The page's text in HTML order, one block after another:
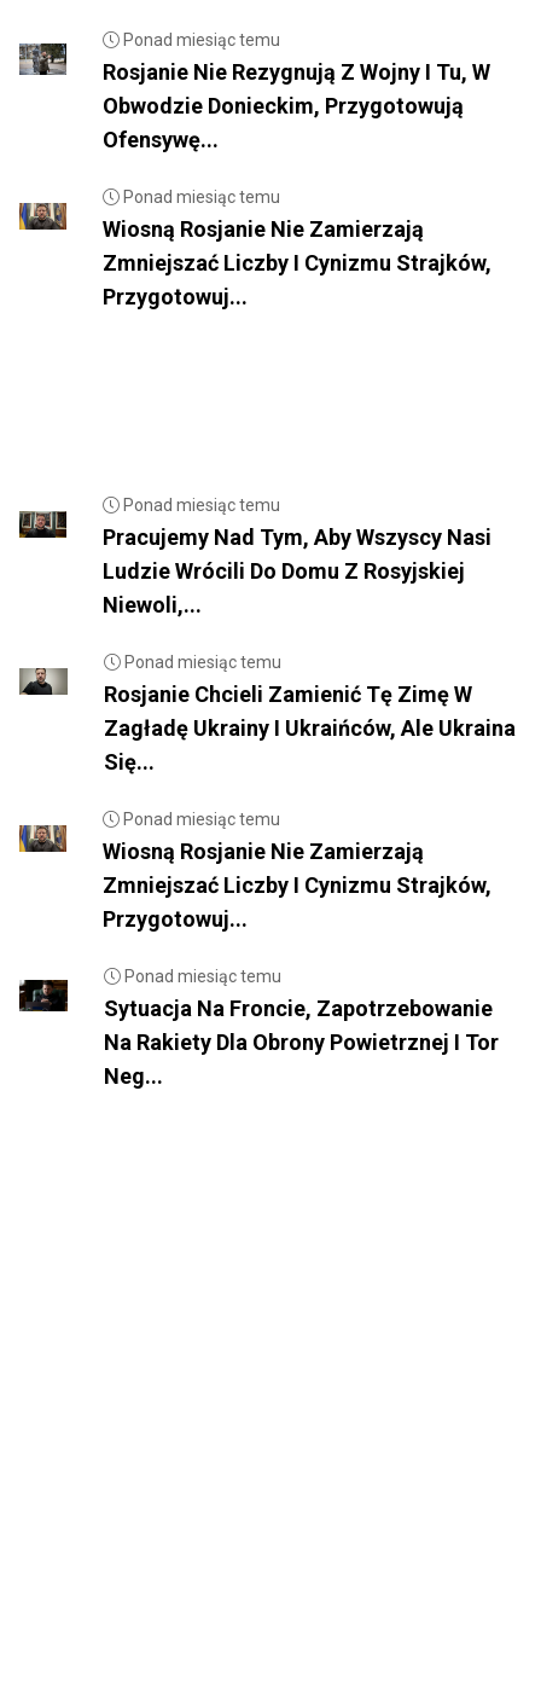
Ponad miesiąc temu
Rosjanie Nie Rezygnują Z Wojny I Tu, W
Obwodzie Donieckim, Przygotowują
Ofensywę...
Ponad miesiąc temu
Wiosną Rosjanie Nie Zamierzają
Zmniejszać Liczby I Cynizmu Strajków,
Przygotowuj...
Ponad miesiąc temu
Pracujemy Nad Tym, Aby Wszyscy Nasi
Ludzie Wrócili Do Domu Z Rosyjskiej
Niewoli,...
Ponad miesiąc temu
Rosjanie Chcieli Zamienić Tę Zimę W
Zagładę Ukrainy I Ukraińców, Ale Ukraina
Się...
Ponad miesiąc temu
Wiosną Rosjanie Nie Zamierzają
Zmniejszać Liczby I Cynizmu Strajków,
Przygotowuj...
Ponad miesiąc temu
Sytuacja Na Froncie, Zapotrzebowanie
Na Rakiety Dla Obrony Powietrznej I Tor
Neg...